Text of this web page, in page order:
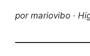
por mariovibo ·